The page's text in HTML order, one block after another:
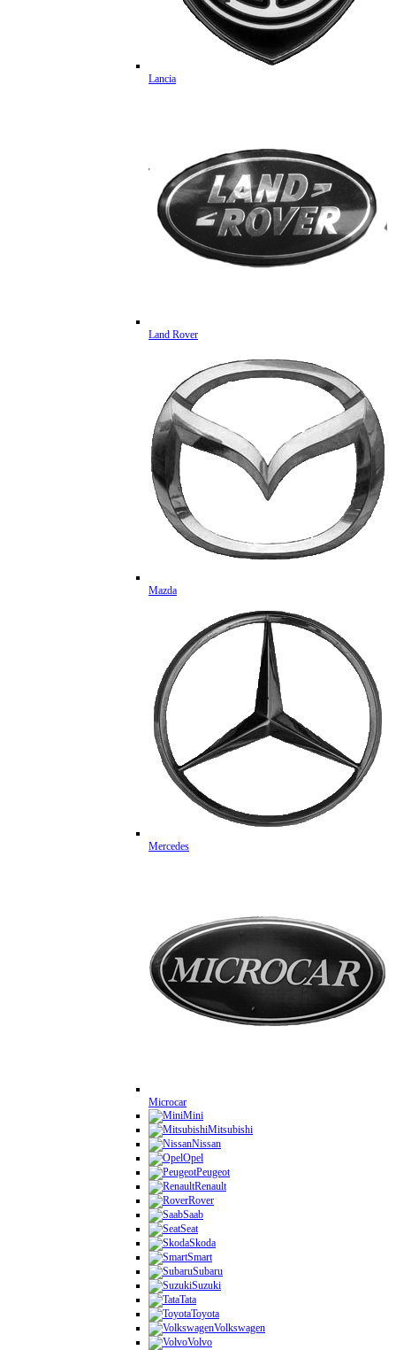
Lancia
Land Rover
Mazda
Mercedes
Microcar
Mini
Mitsubishi
Nissan
Opel
Peugeot
Renault
Rover
Saab
Seat
Skoda
Smart
Subaru
Suzuki
Tata
Toyota
Volkswagen
Volvo